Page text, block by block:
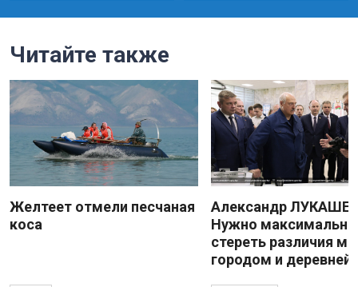
Читайте также
Желтеет отмели песчаная
коса
Александр
Нужно максимально
стереть различия
городом и деревней